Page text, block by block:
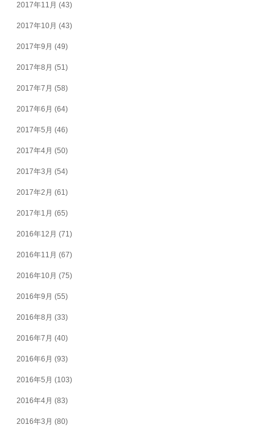
2017年11月 (43)
2017年10月 (43)
2017年9月 (49)
2017年8月 (51)
2017年7月 (58)
2017年6月 (64)
2017年5月 (46)
2017年4月 (50)
2017年3月 (54)
2017年2月 (61)
2017年1月 (65)
2016年12月 (71)
2016年11月 (67)
2016年10月 (75)
2016年9月 (55)
2016年8月 (33)
2016年7月 (40)
2016年6月 (93)
2016年5月 (103)
2016年4月 (83)
2016年3月 (80)